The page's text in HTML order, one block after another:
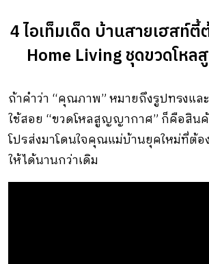
4 ไอเท็มเด็ด บ้านสายเฮสท์
Home Living ชุดขวดโห
ถ้าคำว่า “คุณภาพ” หมายถึงรูปทรงแล
ใช้สอย “ขวดโหลสูญญากาศ” ก็คือสิน
โปรส่งมาโดนใจคุณแม่บ้านยุคใหม่ที่ต้อ
ให้ได้นานกว่าเดิม